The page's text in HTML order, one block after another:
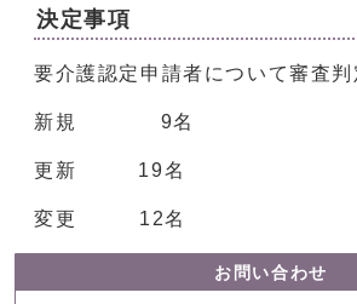
決定事項
要介護認定申請者について審査判
新規 9名
更新 19名
変更 12名
お問い合わせ